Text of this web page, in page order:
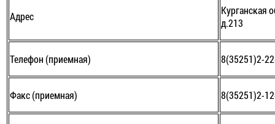
Адрес
Курганская
д.213
Телефон (приемная) 8(35251)2-
Факс (приемная) 8(35251)2-